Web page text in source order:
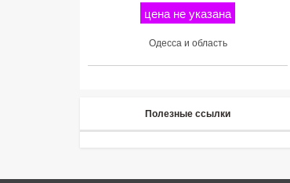
цена не указана
Одесса и область
Полезные ссылки